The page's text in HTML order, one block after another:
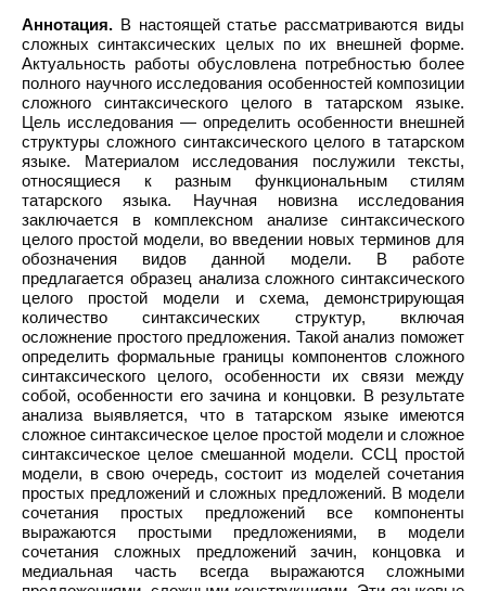
Аннотация. В настоящей статье рассматриваются виды
сложных синтаксических целых по их внешней форме.
Актуальность работы обусловлена потребностью более
полного научного исследования особенностей композиции
сложного синтаксического целого в татарском языке.
Цель исследования — определить особенности внешней
структуры сложного синтаксического целого в татарском
языке. Материалом исследования послужили тексты,
относящиеся к разным функциональным стилям
татарского языка. Научная новизна исследования
заключается в комплексном анализе синтаксического
целого простой модели, во введении новых терминов для
обозначения видов данной модели. В работе
предлагается образец анализа сложного синтаксического
целого простой модели и схема, демонстрирующая
количество синтаксических структур, включая
осложнение простого предложения. Такой анализ поможет
определить формальные границы компонентов сложного
синтаксического целого, особенности их связи между
собой, особенности его зачина и концовки. В результате
анализа выявляется, что в татарском языке имеются
сложное синтаксическое целое простой модели и сложное
синтаксическое целое смешанной модели. ССЦ простой
модели, в свою очередь, состоит из моделей сочетания
простых предложений и сложных предложений. В модели
сочетания простых предложений все компоненты
выражаются простыми предложениями, в модели
сочетания сложных предложений зачин, концовка и
медиальная часть всегда выражаются сложными